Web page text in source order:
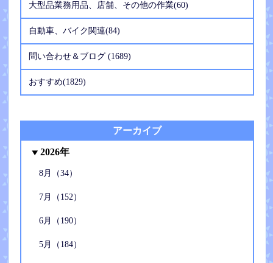
大型品業務用品、店舗、その他の作業(60)
自動車、バイク関連(84)
問い合わせ＆ブログ (1689)
おすすめ(1829)
アーカイブ
2026年
8月（34）
7月（152）
6月（190）
5月（184）